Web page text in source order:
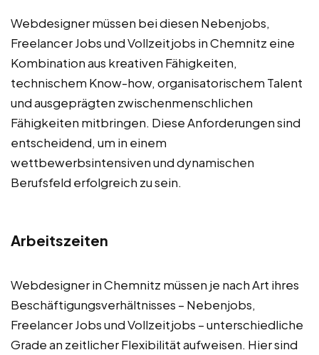
Webdesigner müssen bei diesen Nebenjobs,
Freelancer Jobs und Vollzeitjobs in Chemnitz eine
Kombination aus kreativen Fähigkeiten,
technischem Know-how, organisatorischem Talent
und ausgeprägten zwischenmenschlichen
Fähigkeiten mitbringen. Diese Anforderungen sind
entscheidend, um in einem
wettbewerbsintensiven und dynamischen
Berufsfeld erfolgreich zu sein.
Arbeitszeiten
Webdesigner in Chemnitz müssen je nach Art ihres
Beschäftigungsverhältnisses – Nebenjobs,
Freelancer Jobs und Vollzeitjobs – unterschiedliche
Grade an zeitlicher Flexibilität aufweisen. Hier sind